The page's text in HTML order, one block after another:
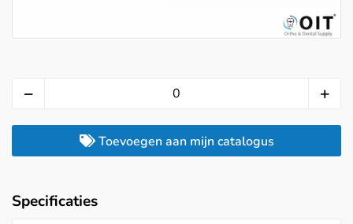
Toevoegen aan mijn catalogus
Specificaties